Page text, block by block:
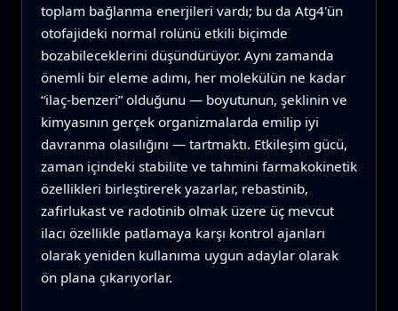
toplam bağlanma enerjileri vardı; bu da Atg4'ün
otofajideki normal rolünü etkili biçimde
bozabileceklerini düşündürüyor. Aynı zamanda
önemli bir eleme adımı, her molekülün ne kadar
“ilaç‑benzeri” olduğunu — boyutunun, şeklinin ve
kimyasının gerçek organizmalarda emilip iyi
davranma olasılığını — tartmaktı. Etkileşim gücü,
zaman içindeki stabilite ve tahmini farmakokinetik
özellikleri birleştirerek yazarlar, rebastinib,
zafirlukast ve radotinib olmak üzere üç mevcut
ilacı özellikle patlamaya karşı kontrol ajanları
olarak yeniden kullanıma uygun adaylar olarak
ön plana çıkarıyorlar.